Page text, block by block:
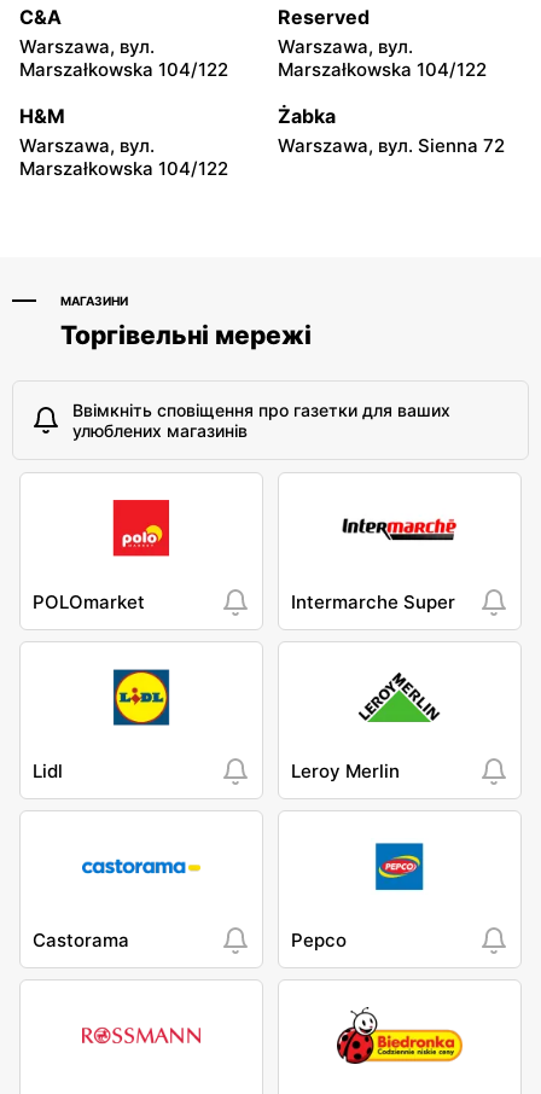
moje sklepy
Hyżne, вул. Hyżne 100
moje sklepy
Jarosław, вул. Pełkińska
147
moje sklepy
Niebylec, вул. Niebylec 139
moje sklepy
Opole, вул. Grudzicka 45
C&A
Warszawa, вул.
Marszałkowska 104/122
Reserved
Warszawa, вул.
Marszałkowska 104/122
H&M
Warszawa, вул.
Marszałkowska 104/122
Żabka
Warszawa, вул. Sienna 72
МАГАЗИНИ
Торгівельні мережі
Ввімкніть сповіщення про газетки для ваших
улюблених магазинів
POLOmarket Intermarche Super
Lidl Leroy Merlin
Castorama Pepco